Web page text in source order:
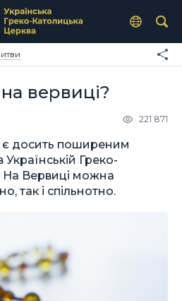
вервиці?
221 871
є досить поширеним
Греко-
На Вервиці можна
так і спільнотно.